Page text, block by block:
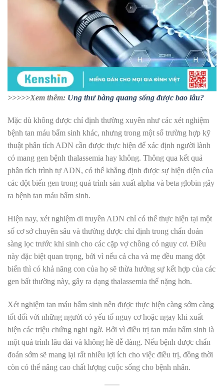
>>>>>Xem thêm: Ung thư bàng quang sống được bao lâu?
Mặc dù không được chỉ định thường xuyên như các xét nghiệm
bệnh tan máu bẩm sinh khác, nhưng trong một số trường hợp kỹ
thuật phân tích ADN cần được thực hiện để xác định người lành
có mang gen bệnh thalassemia hay không. Thông qua kết quả
phân tích trình tự ADN, có thể khẳng định được sự hiện diện của
các đột biến gen trong quá trình sản xuất alpha và beta globin gây
ra bệnh tan máu bẩm sinh.
Hiện nay, xét nghiệm di truyền ADN chỉ có thể thực hiện tại một
số cơ sở chuyên sâu và thường được chỉ định trong chẩn đoán
sàng lọc trước khi sinh cho các cặp vợ chồng có nguy cơ. Điều
này đặc biệt quan trọng, bởi vì nếu cả cha và mẹ đều mang đột
biến thì có khả năng con của họ sẽ thừa hưởng sự kết hợp của các
gen bất thường này, gây ra dạng thalassemia thể nặng hơn.
Xét nghiệm tan máu bẩm sinh nên được thực hiện càng sớm càng
tốt đối với những người có yếu tố nguy cơ hoặc ngay khi xuất
hiện các triệu chứng nghi ngờ. Bởi vì điều trị tan máu bẩm sinh là
một quá trình lâu dài và không hề dễ dàng. Nếu bệnh được chẩn
đoán sớm sẽ mang lại rất nhiều lợi ích cho việc điều trị, đồng thời
còn có thể nâng cao chất lượng cuộc sống cho bệnh nhân.